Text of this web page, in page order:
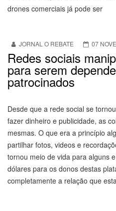
drones comerciais já pode ser
JORNAL O REBATE 07
Redes sociais
para serem
patrocinados
Desde que a rede social se
fazer dinheiro e publicidade, as
mesmas. O que era a princípio
partilhar fotos, videos e
tornou meio de vida para alguns
dólares para os donos destas
completamente a relação que